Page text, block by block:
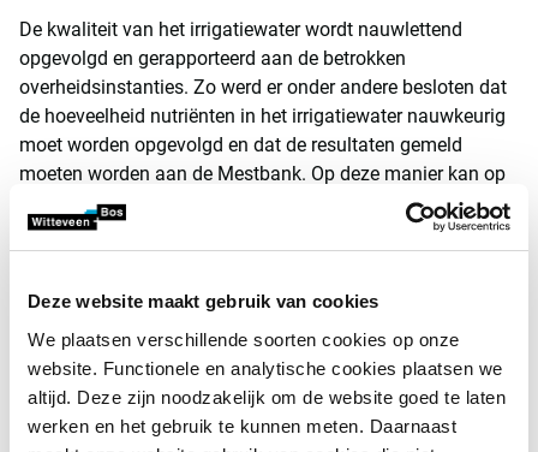
Deze website maakt gebruik van cookies
We plaatsen verschillende soorten cookies op onze
website. Functionele en analytische cookies plaatsen we
altijd. Deze zijn noodzakelijk om de website goed te laten
werken en het gebruik te kunnen meten. Daarnaast
De kwaliteit van het irrigatiewater wordt nauwlettend
opgevolgd en gerapporteerd aan de betrokken
overheidsinstanties. Zo werd er onder andere besloten dat
de hoeveelheid nutriënten in het irrigatiewater nauwkeurig
moet worden opgevolgd en dat de resultaten gemeld
moeten worden aan de Mestbank. Op deze manier kan op
basis van het monitoringsprogramma van de kwaliteit van
het irrigatiewater en de registratie van de hoeveelheid
van de hoeveelheid nutriënten die moet worden
opgenomen in de mestbalans van de landbouwbedrijven.
Daarnaast werkt Inagro ook een nieuwe strategie uit voor
de verdeling van het irrigatiewater die rekening houdt met
de specifieke teelt, de klimatologische omstandigheden,
het bodemtype et cetera.